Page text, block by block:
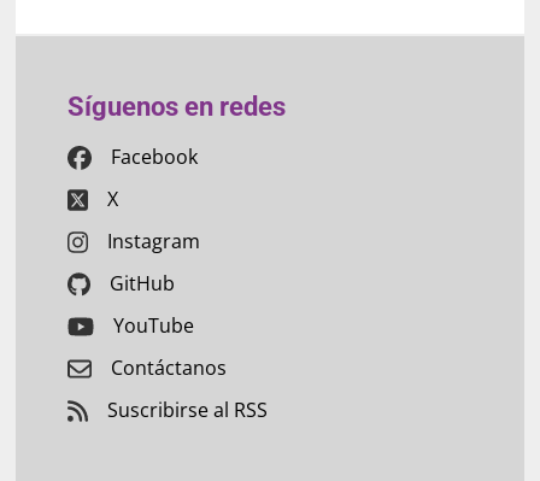
Síguenos en redes
Facebook
X
Instagram
GitHub
YouTube
Contáctanos
Suscribirse al RSS